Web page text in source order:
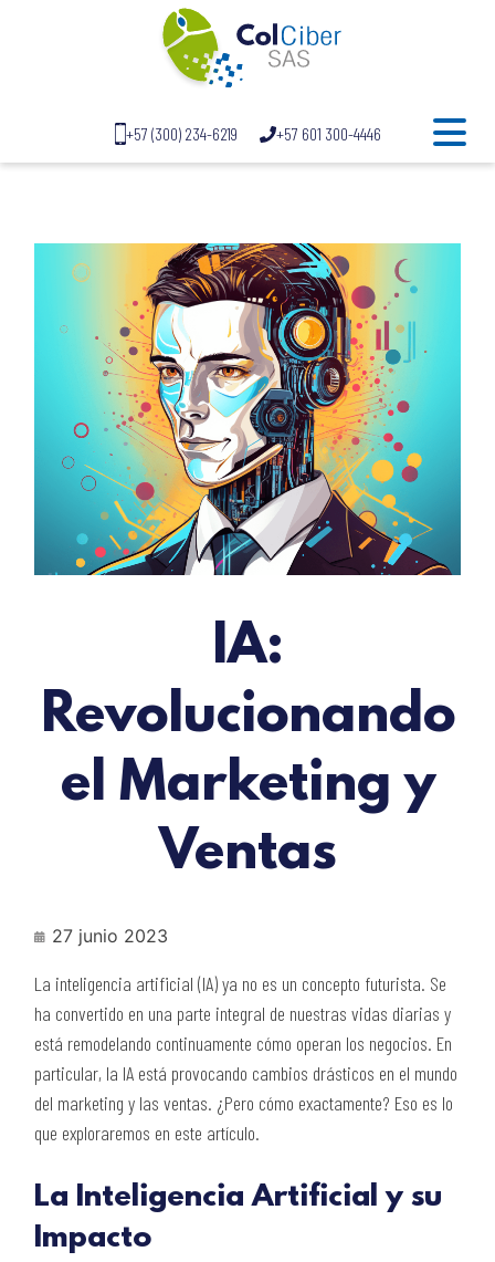
+57 (300) 234-6219 +57 601 300-4446
IA:
Revolucionando
el Marketing y
Ventas
27 junio 2023
La inteligencia artificial (IA) ya no es un concepto futurista. Se
ha convertido en una parte integral de nuestras vidas diarias y
está remodelando continuamente cómo operan los negocios. En
particular, la IA está provocando cambios drásticos en el mundo
del marketing y las ventas. ¿Pero cómo exactamente? Eso es lo
que exploraremos en este artículo.
La Inteligencia Artificial y su
Impacto